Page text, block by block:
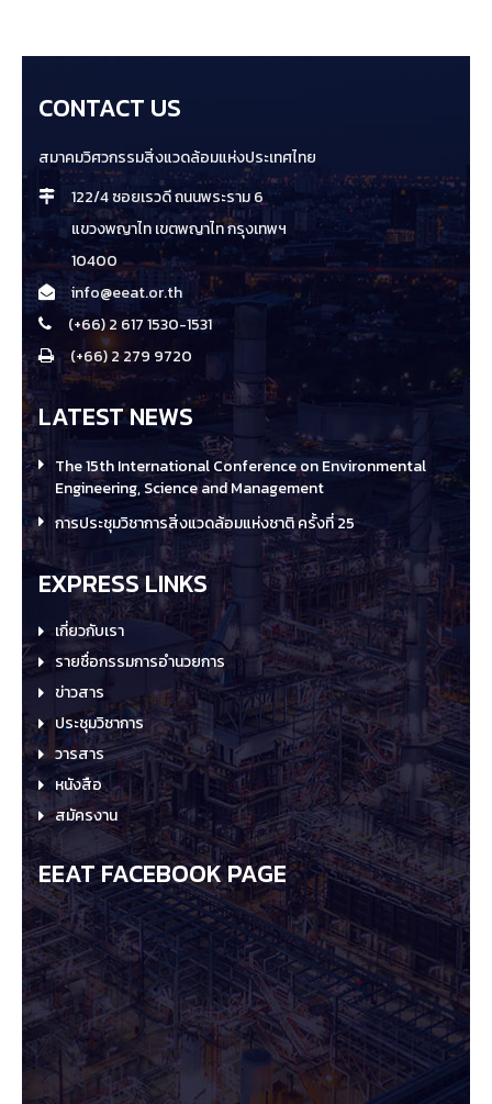
CONTACT US
สมาคมวิศวกรรมสิ่งแวดล้อมแห่งประเทศไทย
122/4 ซอยเรวดี ถนนพระราม 6
แขวงพญาไท เขตพญาไท กรุงเทพฯ
10400
info@eeat.or.th
(+66) 2 617 1530-1531
(+66) 2 279 9720
LATEST NEWS
The 15th International Conference on Environmental
Engineering, Science and Management
การประชุมวิชาการสิ่งแวดล้อมแห่งชาติ ครั้งที่ 25
EXPRESS LINKS
เกี่ยวกับเรา
รายชื่อกรรมการอำนวยการ
ข่าวสาร
ประชุมวิชาการ
วารสาร
หนังสือ
สมัครงาน
EEAT FACEBOOK PAGE